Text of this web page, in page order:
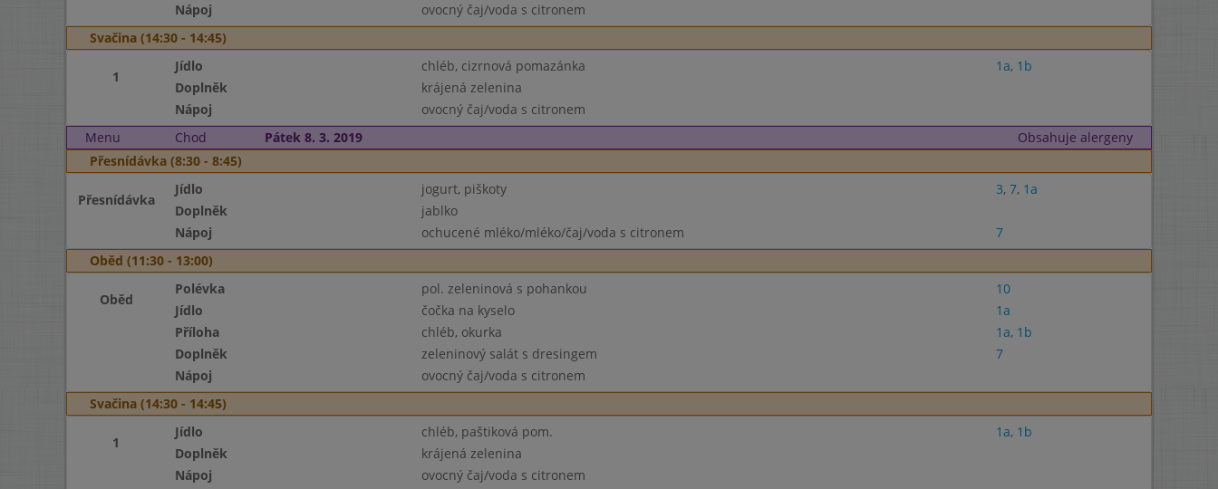
Nápoj
ovocný čaj/voda s citronem
Svačina (14:30 - 14:45)
1
Jídlo chléb, cizrnová pomazánka 1a, 1b
Doplněk
krájená zelenina
Nápoj
ovocný čaj/voda s citronem
Menu
Chod Pátek 8. 3. 2019
Obsahuje alergeny
Přesnídávka (8:30 - 8:45)
Přesnídávka
Jídlo jogurt, piškoty 3, 7, 1a
Doplněk
jablko
Nápoj
ochucené mléko/mléko/čaj/voda s citronem
7
Oběd (11:30 - 13:00)
Oběd
Polévka pol. zeleninová s pohankou
10
Jídlo
čočka na kyselo
1a
Příloha
chléb, okurka 1a, 1b
Doplněk
zeleninový salát s dresingem
7
Nápoj
ovocný čaj/voda s citronem
Svačina (14:30 - 14:45)
1
Jídlo chléb, paštiková pom. 1a, 1b
Doplněk
krájená zelenina
Nápoj
ovocný čaj/voda s citronem